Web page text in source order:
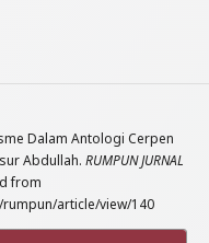
Dalam Antologi Cerpen
Abdullah. RUMPUN JURNAL
from
article/view/140